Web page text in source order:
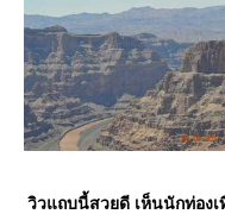
วิวแถบนี้สวยดี เห็นนักท่อง